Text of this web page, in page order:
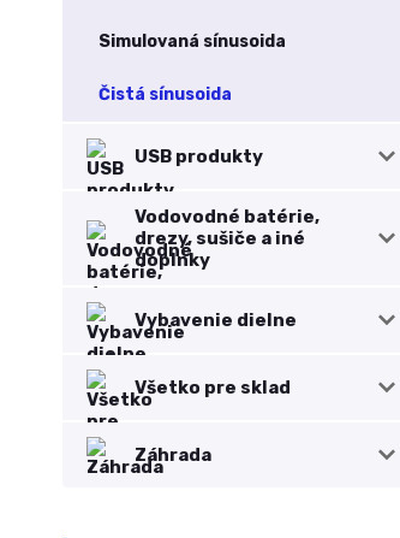
Simulovaná sínusoida
Čistá sínusoida
USB produkty
Vodovodné batérie,
drezy, sušiče a iné
doplnky
Vybavenie dielne
Všetko pre sklad
Záhrada